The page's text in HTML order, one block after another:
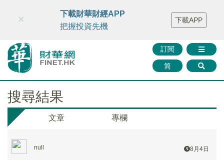
財華智庫網 FINTV FINMETA 財華證券 媒體矩陣
智庫沙龍
聯絡我們
訂閱
简
×
下載財華財經APP
把握投資先機
下載APP
搜尋結果
文章 專欄
null 8月4日